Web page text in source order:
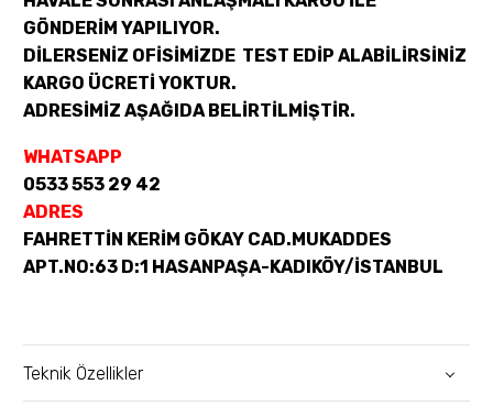
GÖNDERİM YAPILIYOR.
DİLERSENİZ OFİSİMİZDE TEST EDİP ALABİLİRSİNİZ
KARGO ÜCRETİ YOKTUR.
ADRESİMİZ AŞAĞIDA BELİRTİLMİŞTİR.
WHATSAPP
0533 553 29 42
ADRES
FAHRETTİN KERİM GÖKAY CAD.MUKADDES
APT.NO:63 D:1 HASANPAŞA-KADIKÖY/İSTANBUL
Teknik Özellikler